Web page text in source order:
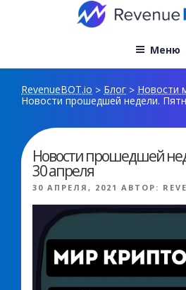
Меню
RevenueBOT.io > Блог > Новости
Новости прошедшей недели.
Новости прошедшей
30 апреля
ОПУБЛИКОВАНО
30 АПРЕЛЯ, 2021 АВТОР: